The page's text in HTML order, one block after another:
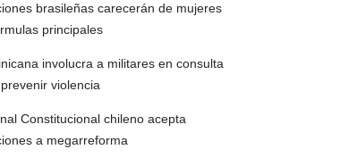
brasileñas carecerán de mujeres
principales
involucra a militares en consulta
violencia
Constitucional chileno acepta
a megarreforma